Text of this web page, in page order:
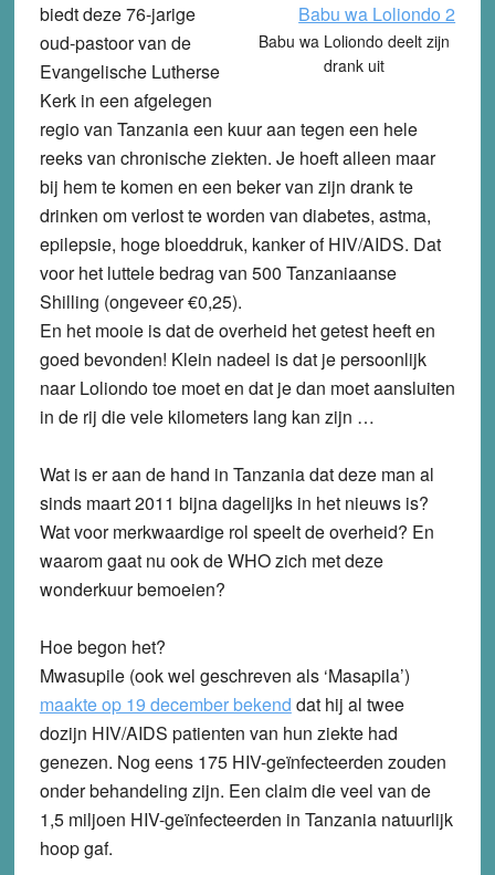
Babu wa Loliondo deelt zijn
drank uit
biedt deze 76-jarige
oud-pastoor van de
Evangelische Lutherse
Kerk in een afgelegen
regio van Tanzania een kuur aan tegen een hele
reeks van chronische ziekten. Je hoeft alleen maar
bij hem te komen en een beker van zijn drank te
drinken om verlost te worden van diabetes, astma,
epilepsie, hoge bloeddruk, kanker of HIV/AIDS. Dat
voor het luttele bedrag van 500 Tanzaniaanse
Shilling (ongeveer €0,25).
En het mooie is dat de overheid het getest heeft en
goed bevonden! Klein nadeel is dat je persoonlijk
naar Loliondo toe moet en dat je dan moet aansluiten
in de rij die vele kilometers lang kan zijn …
Wat is er aan de hand in Tanzania dat deze man al
sinds maart 2011 bijna dagelijks in het nieuws is?
Wat voor merkwaardige rol speelt de overheid? En
waarom gaat nu ook de WHO zich met deze
wonderkuur bemoeien?
Hoe begon het?
Mwasupile (ook wel geschreven als ‘Masapila’)
maakte op 19 december bekend dat hij al twee
dozijn HIV/AIDS patienten van hun ziekte had
genezen. Nog eens 175 HIV-geïnfecteerden zouden
onder behandeling zijn. Een claim die veel van de
1,5 miljoen HIV-geïnfecteerden in Tanzania natuurlijk
hoop gaf.